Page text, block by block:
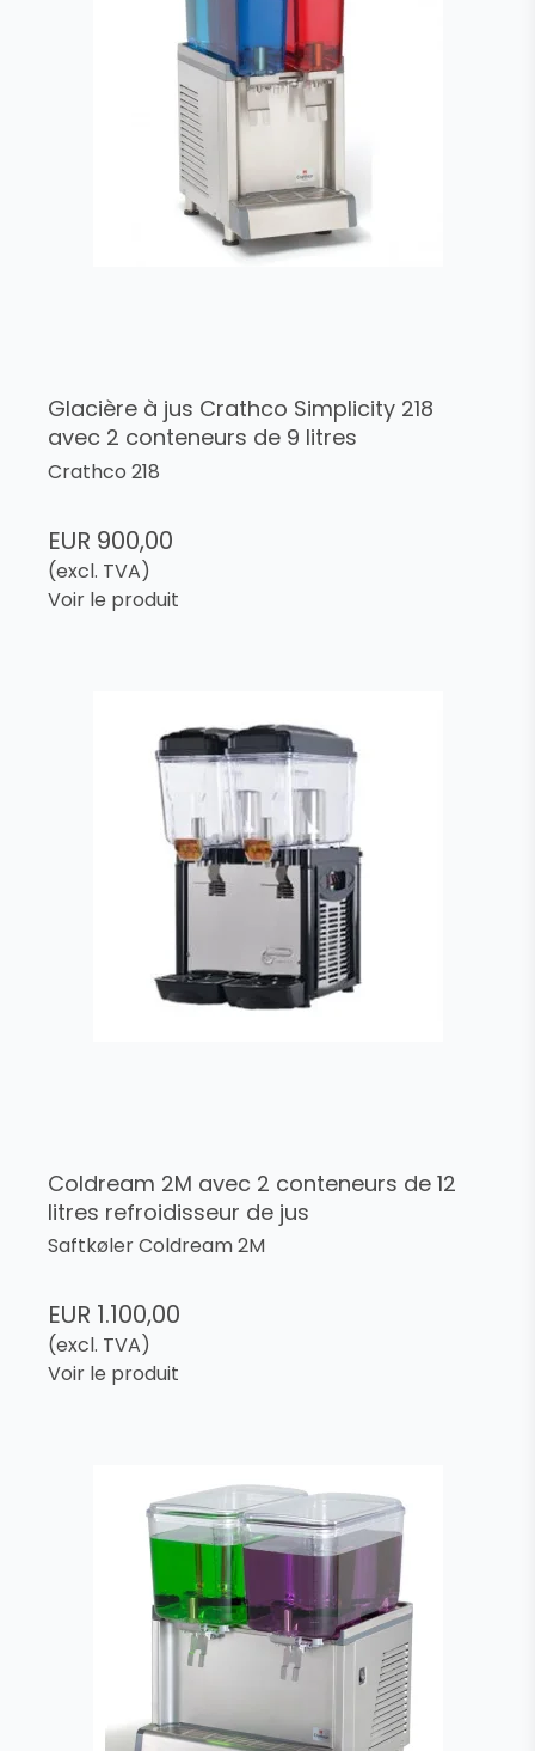
Glacière à jus Crathco Simplicity 218
avec 2 conteneurs de 9 litres
Crathco 218
EUR 900,00
(excl. TVA)
Voir le produit
Coldream 2M avec 2 conteneurs de 12
litres refroidisseur de jus
Saftkøler Coldream 2M
EUR 1.100,00
(excl. TVA)
Voir le produit